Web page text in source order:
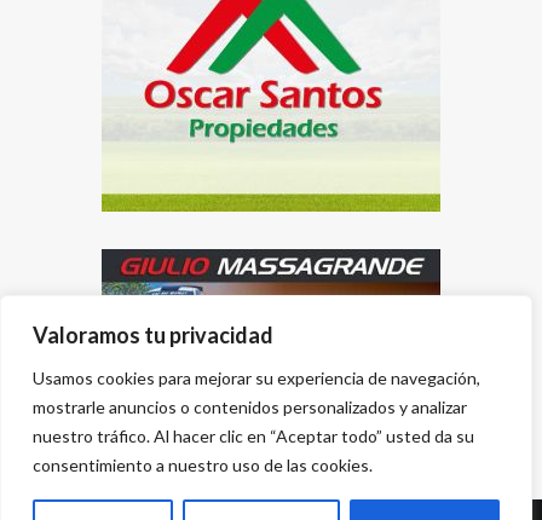
Valoramos tu privacidad
Usamos cookies para mejorar su experiencia de navegación,
mostrarle anuncios o contenidos personalizados y analizar
nuestro tráfico. Al hacer clic en “Aceptar todo” usted da su
consentimiento a nuestro uso de las cookies.